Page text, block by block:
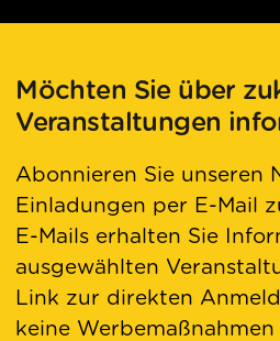
Möchten Sie über
Veranstaltungen
Abonnieren Sie unseren
Einladungen per E-Mail
E-Mails erhalten Sie
ausgewählten
Link zur direkten
keine